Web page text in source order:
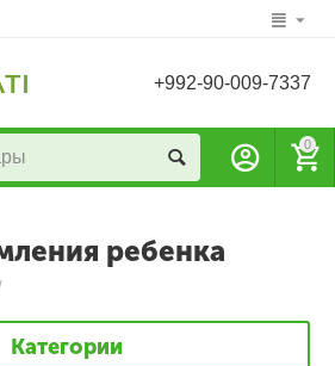
+992-90-009-7337
0
ребенка
Категории